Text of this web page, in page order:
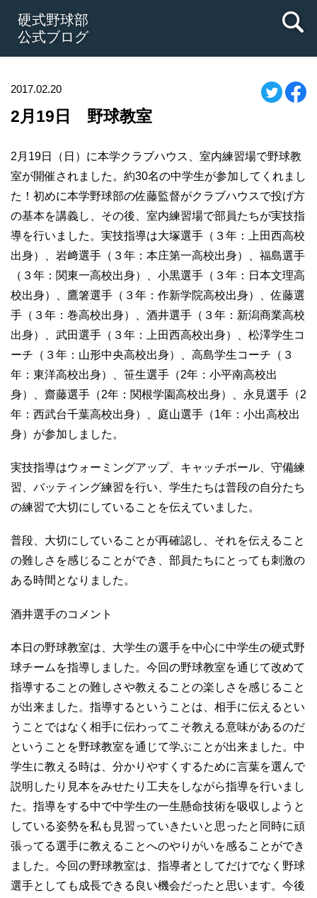
硬式野球部
公式ブログ
2017.02.20
2月19日 野球教室
2月19日（日）に本学クラブハウス、室内練習場で野球教
室が開催されました。約30名の中学生が参加してくれまし
た！初めに本学野球部の佐藤監督がクラブハウスで投げ方
の基本を講義し、その後、室内練習場で部員たちが実技指
導を行いました。実技指導は大塚選手（３年：上田西高校
出身）、岩﨑選手（３年：本庄第一高校出身）、福島選手
（３年：関東一高校出身）、小黒選手（３年：日本文理高
校出身）、鷹箸選手（３年：作新学院高校出身）、佐藤選
手（３年：巻高校出身）、酒井選手（３年：新潟商業高校
出身）、武田選手（３年：上田西高校出身）、松澤学生コ
ーチ（３年：山形中央高校出身）、高島学生コーチ（３
年：東洋高校出身）、笹生選手（2年：小平南高校出
身）、齋藤選手（2年：関根学園高校出身）、永見選手（2
年：西武台千葉高校出身）、庭山選手（1年：小出高校出
身）が参加しました。
実技指導はウォーミングアップ、キャッチボール、守備練
習、バッティング練習を行い、学生たちは普段の自分たち
の練習で大切にしていることを伝えていました。
普段、大切にしていることが再確認し、それを伝えること
の難しさを感じることができ、部員たちにとっても刺激の
ある時間となりました。
酒井選手のコメント
本日の野球教室は、大学生の選手を中心に中学生の硬式野
球チームを指導しました。今回の野球教室を通じて改めて
指導することの難しさや教えることの楽しさを感じること
が出来ました。指導するということは、相手に伝えるとい
うことではなく相手に伝わってこそ教える意味があるのだ
ということを野球教室を通じて学ぶことが出来ました。中
学生に教える時は、分かりやすくするために言葉を選んで
説明したり見本をみせたり工夫をしながら指導を行いまし
た。指導をする中で中学生の一生懸命技術を吸収しようと
している姿勢を私も見習っていきたいと思ったと同時に頑
張ってる選手に教えることへのやりがいを感ることができ
ました。今回の野球教室は、指導者としてだけでなく野球
選手としても成長できる良い機会だったと思います。今後